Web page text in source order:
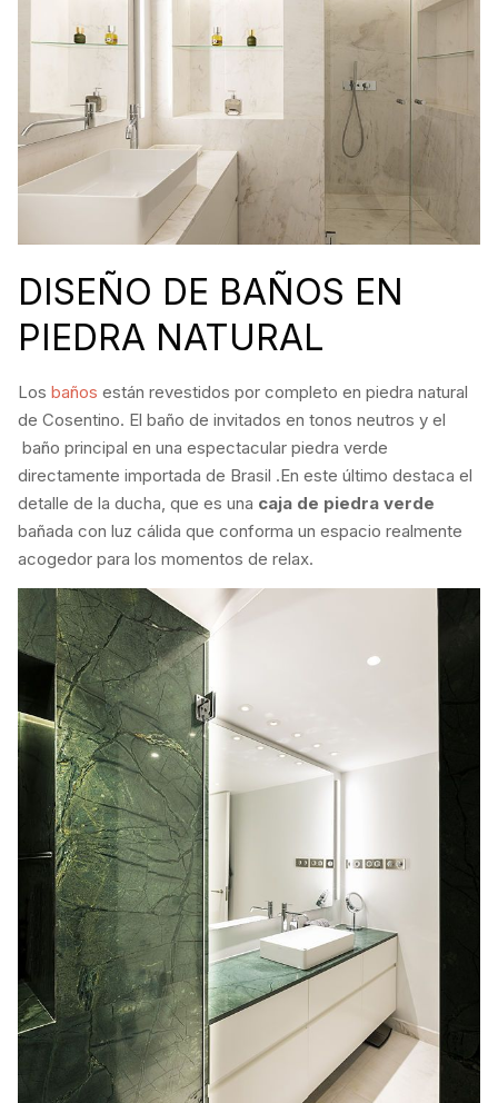
DISEÑO DE BAÑOS EN
PIEDRA NATURAL
Los baños están revestidos por completo en piedra natural
de Cosentino. El baño de invitados en tonos neutros y el
baño principal en una espectacular piedra verde
directamente importada de Brasil .En este último destaca el
detalle de la ducha, que es una caja de piedra verde
bañada con luz cálida que conforma un espacio realmente
acogedor para los momentos de relax.